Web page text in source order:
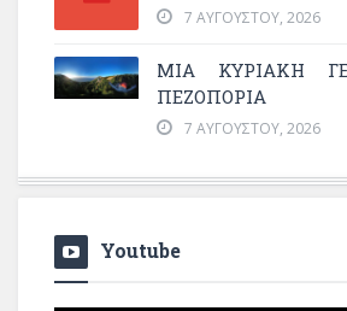
7 ΑΥΓΟΎΣΤΟΥ, 2026
ΜΙΑ ΚΥΡΙΑΚΉ
ΠΕΖΟΠΟΡΊΑ
7 ΑΥΓΟΎΣΤΟΥ, 2026
Youtube